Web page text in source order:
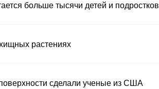
больше тысячи детей и подростков
растениях
сделали ученые из США